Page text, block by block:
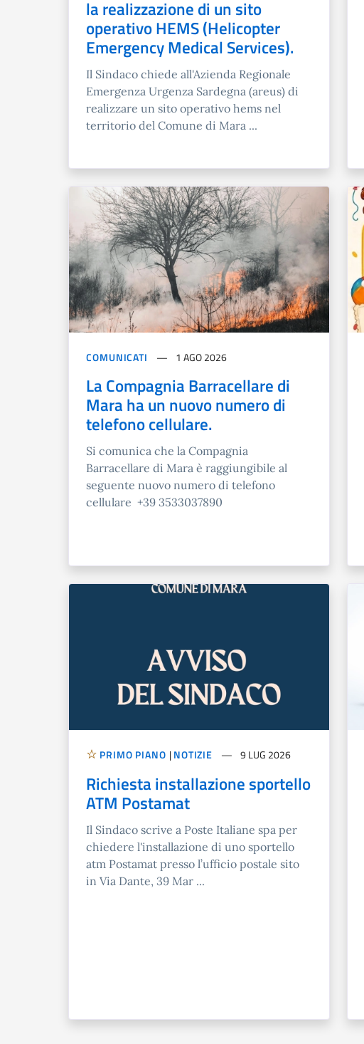
la realizzazione di un sito
operativo HEMS (Helicopter
Emergency Medical Services).
Il Sindaco chiede all'Azienda Regionale
Emergenza Urgenza Sardegna (areus) di
realizzare un sito operativo hems nel
territorio del Comune di Mara ...
COMUNICATI 1 AGO 2026
La Compagnia Barracellare di
Mara ha un nuovo numero di
telefono cellulare.
Si comunica che la Compagnia
Barracellare di Mara è raggiungibile al
seguente nuovo numero di telefono
cellulare +39 3533037890
PRIMO PIANO |NOTIZIE 9 LUG 2026
Richiesta installazione sportello
ATM Postamat
Il Sindaco scrive a Poste Italiane spa per
chiedere l'installazione di uno sportello
atm Postamat presso l’ufficio postale sito
in Via Dante, 39 Mar ...